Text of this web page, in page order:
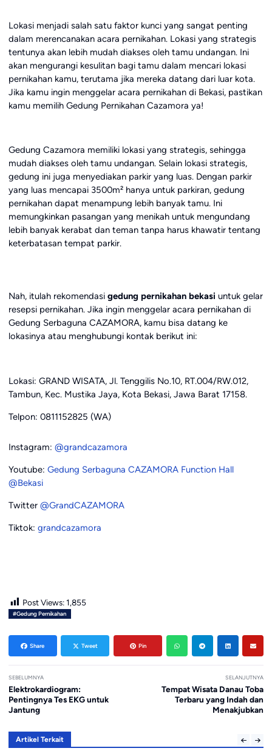
Lokasi menjadi salah satu faktor kunci yang sangat penting
dalam merencanakan acara pernikahan. Lokasi yang strategis
tentunya akan lebih mudah diakses oleh tamu undangan. Ini
akan mengurangi kesulitan bagi tamu dalam mencari lokasi
pernikahan kamu, terutama jika mereka datang dari luar kota.
Jika kamu ingin menggelar acara pernikahan di Bekasi, pastikan
kamu memilih Gedung Pernikahan Cazamora ya!
Gedung Cazamora memiliki lokasi yang strategis, sehingga
mudah diakses oleh tamu undangan. Selain lokasi strategis,
gedung ini juga menyediakan parkir yang luas. Dengan parkir
yang luas mencapai 3500m² hanya untuk parkiran, gedung
pernikahan dapat menampung lebih banyak tamu. Ini
memungkinkan pasangan yang menikah untuk mengundang
lebih banyak kerabat dan teman tanpa harus khawatir tentang
keterbatasan tempat parkir.
Nah, itulah rekomendasi gedung pernikahan bekasi untuk gelar
resepsi pernikahan. Jika ingin menggelar acara pernikahan di
Gedung Serbaguna CAZAMORA, kamu bisa datang ke
lokasinya atau menghubungi kontak berikut ini:
Lokasi: GRAND WISATA, Jl. Tenggilis No.10, RT.004/RW.012,
Tambun, Kec. Mustika Jaya, Kota Bekasi, Jawa Barat 17158.
Telpon: 0811152825 (WA)
Instagram: @grandcazamora
Youtube: Gedung Serbaguna CAZAMORA Function Hall
@Bekasi
Twitter @GrandCAZAMORA
Tiktok: grandcazamora
Post Views: 1,855
#Gedung Pernikahan
Share Tweet Pin
SEBELUMNYA
Elektrokardiogram:
Pentingnya Tes EKG untuk
Jantung
SELANJUTNYA
Tempat Wisata Danau Toba
Terbaru yang Indah dan
Menakjubkan
Artikel Terkait